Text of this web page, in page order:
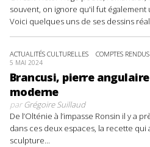
souvent, on ignore qu'il fut
Voici quelques uns de ses dessins
ACTUALITÉS CULTURELLES COMPTES
5 MAI 2024
Brancusi, pierre
moderne
parGrégoire Suillaud
De l’Olténie à l’impasse Ronsin il y a
dans ces deux espaces, la recette qui
sculpture...